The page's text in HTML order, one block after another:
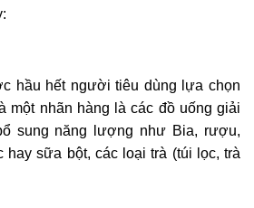
hầu hết người tiêu dùng lựa chọn
một nhãn hàng là các đồ uống giải
sung năng lượng như Bia, rượu,
sữa bột, các loại trà (túi lọc, trà